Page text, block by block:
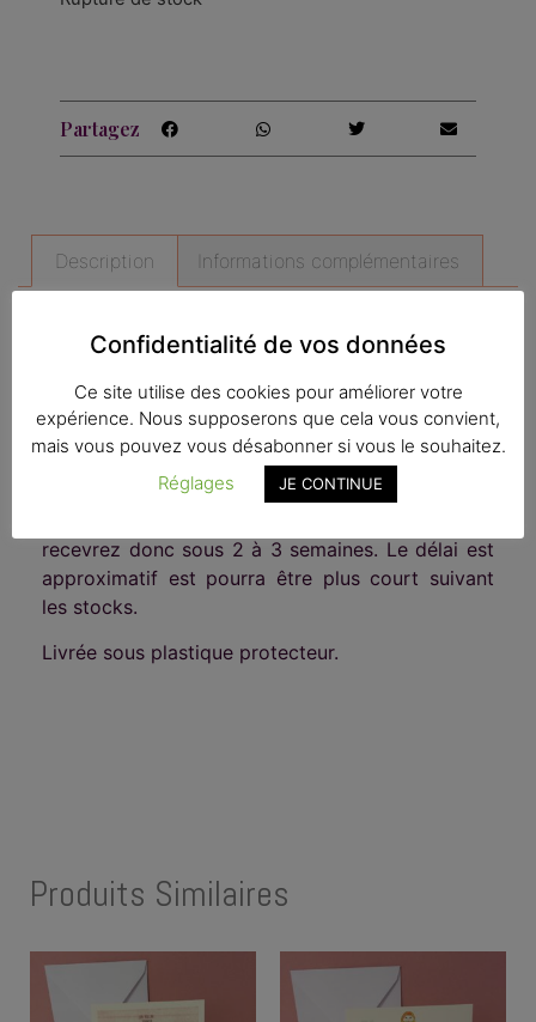
Partagez
Description Informations complémentaires
Description
Affiche A5 imprimée sur du papier Rives, texturé
et épais.
Existe en différents formats : A5, A4 et A3.
recevrez donc sous 2 à 3 semaines. Le délai est
approximatif est pourra être plus court suivant
les stocks.
Livrée sous plastique protecteur.
Produits Similaires
Confidentialité de vos données
Ce site utilise des cookies pour améliorer votre
expérience. Nous supposerons que cela vous convient,
mais vous pouvez vous désabonner si vous le souhaitez.
Réglages
JE CONTINUE